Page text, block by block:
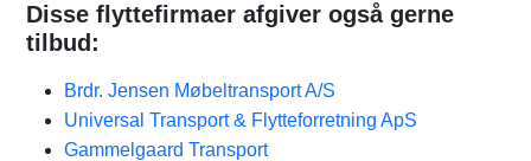
Disse flyttefirmaer afgiver også gerne
tilbud:
Brdr. Jensen Møbeltransport A/S
Universal Transport & Flytteforretning ApS
Gammelgaard Transport